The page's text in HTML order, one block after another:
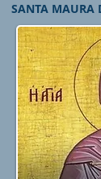
SANTA MAURA